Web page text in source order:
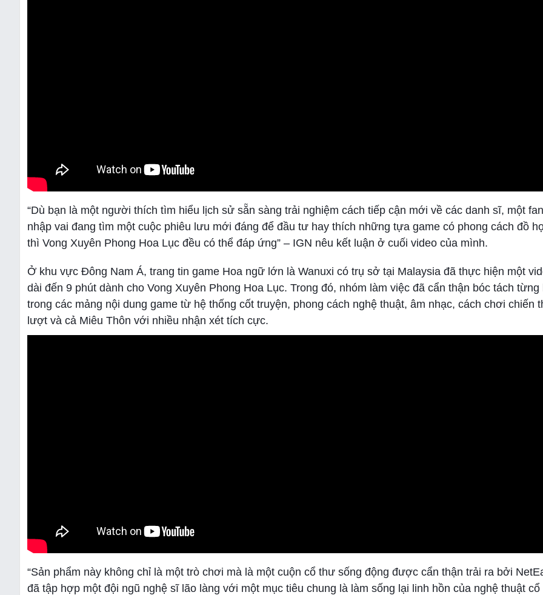
“Dù bạn là một người thích tìm hiểu lịch sử sẵn sàng trải nghiệm cách tiếp cận mới về các danh sĩ, một
nhập vai đang tìm một cuộc phiêu lưu mới đáng để đầu tư hay thích những tựa game có phong cách đồ
thì Vong Xuyên Phong Hoa Lục đều có thể đáp ứng” – IGN nêu kết luận ở cuối video của mình.
Ở khu vực Đông Nam Á, trang tin game Hoa ngữ lớn là Wanuxi có trụ sở tại Malaysia đã thực hiện một
dài đến 9 phút dành cho Vong Xuyên Phong Hoa Lục. Trong đó, nhóm làm việc đã cẩn thận bóc tách từng
trong các mảng nội dung game từ hệ thống cốt truyện, phong cách nghệ thuật, âm nhạc, cách chơi chiến
lượt và cả Miêu Thôn với nhiều nhận xét tích cực.
“Sản phẩm này không chỉ là một trò chơi mà là một cuộn cổ thư sống động được cẩn thận trải ra bởi
đã tập hợp một đội ngũ nghệ sĩ lão làng với một mục tiêu chung là làm sống lại linh hồn của nghệ thuật cổ